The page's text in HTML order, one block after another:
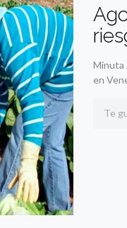
Minuta
en
Te